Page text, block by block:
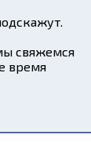
свяжемся
время